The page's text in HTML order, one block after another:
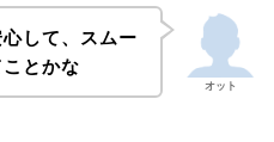
オット
して、スムー
とかな